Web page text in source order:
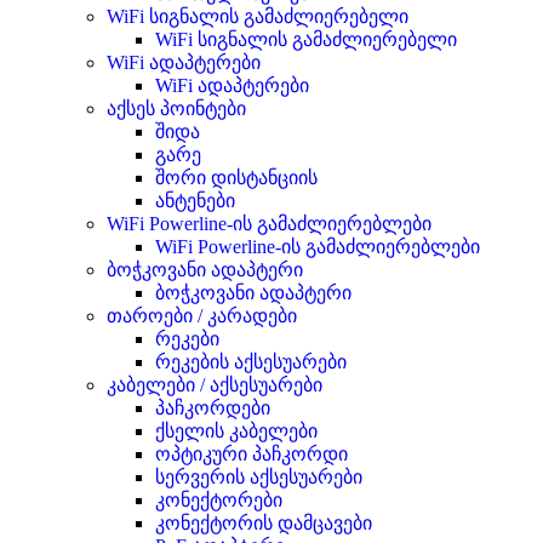
WiFi სიგნალის გამაძლიერებელი
WiFi სიგნალის გამაძლიერებელი
WiFi ადაპტერები
WiFi ადაპტერები
აქსეს პოინტები
შიდა
გარე
შორი დისტანციის
ანტენები
WiFi Powerline-ის გამაძლიერებლები
WiFi Powerline-ის გამაძლიერებლები
ბოჭკოვანი ადაპტერი
ბოჭკოვანი ადაპტერი
თაროები / კარადები
რეკები
რეკების აქსესუარები
კაბელები / აქსესუარები
პაჩკორდები
ქსელის კაბელები
ოპტიკური პაჩკორდი
სერვერის აქსესუარები
კონექტორები
კონექტორის დამცავები